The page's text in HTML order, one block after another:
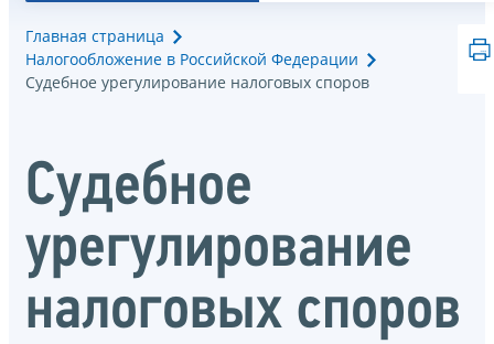
Главная страница
Налогообложение в Российской Федерации
Судебное урегулирование налоговых споров
Судебное
урегулирование
налоговых споров